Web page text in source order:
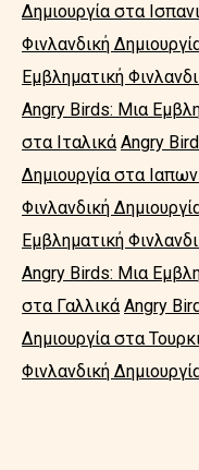
Δημιουργία στα
Φινλανδική
Εμβληματική
Angry Birds: Μια
στα Ιταλικά Angry
Δημιουργία στα
Φινλανδική
Εμβληματική
Angry Birds: Μια
στα Γαλλικά Angry
Δημιουργία στα
Φινλανδική